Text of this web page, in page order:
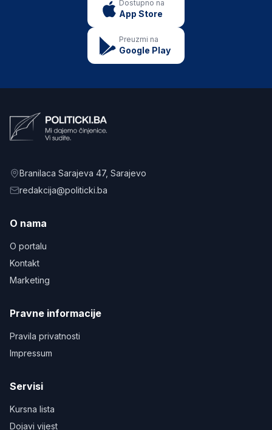
Dostupno na
App Store
Preuzmi na
Google Play
Branilaca Sarajeva 47, Sarajevo
redakcija@politicki.ba
O nama
O portalu
Kontakt
Marketing
Pravne informacije
Pravila privatnosti
Impressum
Servisi
Kursna lista
Dojavi vijest